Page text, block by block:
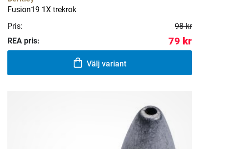
Fusion19 1X trekrok
Pris:
98 kr
REA pris:
79 kr
Välj variant